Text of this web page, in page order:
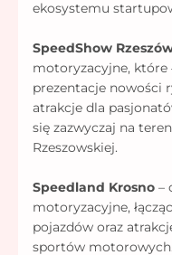
ekosystemu
SpeedShow
motoryzacyjne, które
prezentacje nowości
atrakcje dla
się zazwyczaj na
Rzeszowskiej.
Speedland Krosno –
motoryzacyjne,
pojazdów oraz
sportów